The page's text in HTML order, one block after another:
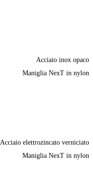
Acciaio inox opaco
Maniglia NexT in nylon
Acciaio elettrozincato verniciato
Maniglia NexT in nylon